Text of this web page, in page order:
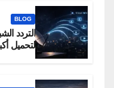
BLOG
لتحميل